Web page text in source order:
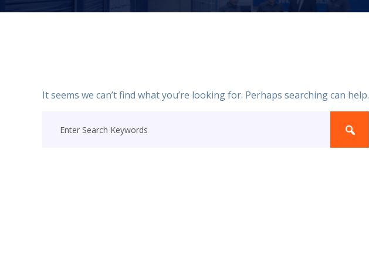
It seems we can’t find what you’re looking for. Perhaps searching can help.